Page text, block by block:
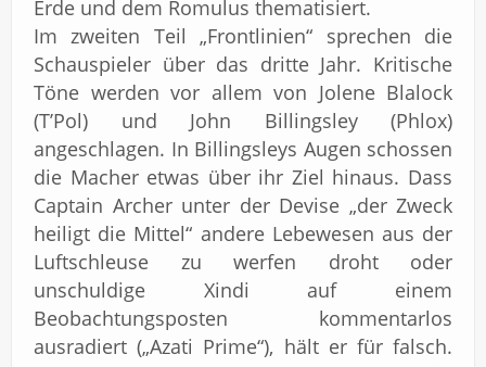
Erde und dem Romulus thematisiert.
Im zweiten Teil „Frontlinien“ sprechen die
Schauspieler über das dritte Jahr. Kritische
Töne werden vor allem von Jolene Blalock
(T’Pol) und John Billingsley (Phlox)
angeschlagen. In Billingsleys Augen schossen
die Macher etwas über ihr Ziel hinaus. Dass
Captain Archer unter der Devise „der Zweck
heiligt die Mittel“ andere Lebewesen aus der
Luftschleuse zu werfen droht oder
unschuldige Xindi auf einem
Beobachtungsposten kommentarlos
ausradiert („Azati Prime“), hält er für falsch.